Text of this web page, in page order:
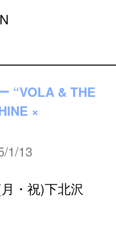
“VOLA & THE
×
1/13
・祝)下北沢